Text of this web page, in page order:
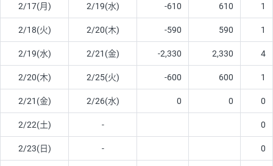
2/17(月) 2/19(水) -610 610 1
2/18(火) 2/20(木) -590 590 1
2/19(水) 2/21(金) -2,330 2,330 4
2/20(木) 2/25(火) -600 600 1
2/21(金) 2/26(水) 0 0 0
2/22(土) - 0
2/23(日) - 0